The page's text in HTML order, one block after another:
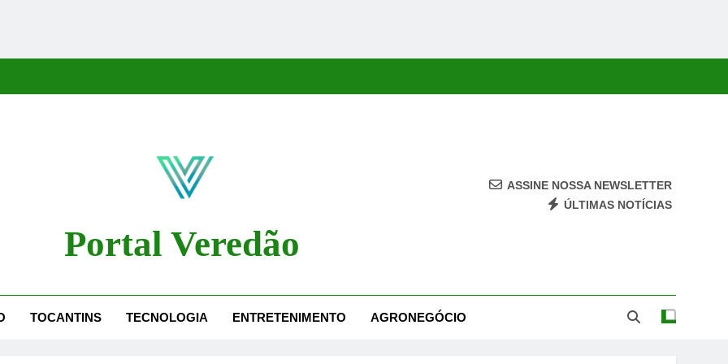
Portal Veredão
ASSINE NOSSA NEWSLETTER
ÚLTIMAS NOTÍCIAS
TOCANTINS TECNOLOGIA ENTRETENIMENTO AGRONEGÓCIO